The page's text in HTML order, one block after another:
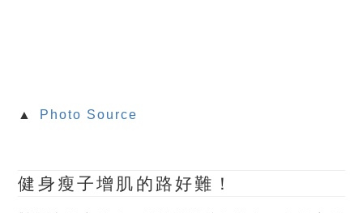
▲ Photo Source
健身瘦子增肌的路好難！